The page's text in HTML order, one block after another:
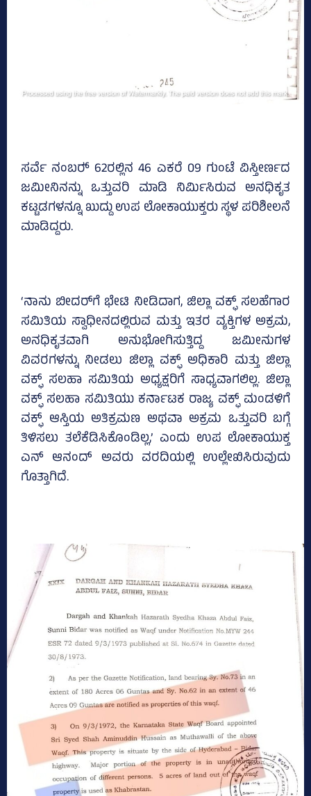
ಸರ್ವೆ ನಂಬರ್‍‌ 62ರಲ್ಲಿನ 46 ಎಕರೆ 09 ಗುಂಟೆ ವಿಸ್ತೀರ್ಣದ
ಜಮೀನಿನನ್ನು ಒತ್ತುವರಿ ಮಾಡಿ ನಿರ್ಮಿಸಿರುವ ಅನಧಿಕೃತ
ಕಟ್ಟಡಗಳನ್ನೂ ಖುದ್ದು ಉಪ ಲೋಕಾಯುಕ್ತರು ಸ್ಥಳ ಪರಿಶೀಲನೆ
ಮಾಡಿದ್ದರು.
‘ನಾನು ಬೀದರ್‌ಗೆ ಭೇಟಿ ನೀಡಿದಾಗ, ಜಿಲ್ಲಾ ವಕ್ಫ್ ಸಲಹೆಗಾರ
ಸಮಿತಿಯ ಸ್ವಾಧೀನದಲ್ಲಿರುವ ಮತ್ತು ಇತರ ವ್ಯಕ್ತಿಗಳ ಅಕ್ರಮ,
ಅನಧಿಕೃತವಾಗಿ ಅನುಭೋಗಿಸುತ್ತಿದ್ದ ಜಮೀನುಗಳ
ವಿವರಗಳನ್ನು ನೀಡಲು ಜಿಲ್ಲಾ ವಕ್ಫ್ ಅಧಿಕಾರಿ ಮತ್ತು ಜಿಲ್ಲಾ
ವಕ್ಫ್ ಸಲಹಾ ಸಮಿತಿಯ ಅಧ್ಯಕ್ಷರಿಗೆ ಸಾಧ್ಯವಾಗಲಿಲ್ಲ. ಜಿಲ್ಲಾ
ವಕ್ಫ್ ಸಲಹಾ ಸಮಿತಿಯು ಕರ್ನಾಟಕ ರಾಜ್ಯ ವಕ್ಫ್ ಮಂಡಳಿಗೆ
ವಕ್ಫ್ ಆಸ್ತಿಯ ಅತಿಕ್ರಮಣ ಅಥವಾ ಅಕ್ರಮ ಒತ್ತುವರಿ ಬಗ್ಗೆ
ತಿಳಿಸಲು ತಲೆಕೆಡಿಸಿಕೊಂಡಿಲ್ಲ,’ ಎಂದು ಉಪ ಲೋಕಾಯುಕ್ತ
ಎನ್‌ ಆನಂದ್‌ ಅವರು ವರದಿಯಲ್ಲಿ ಉಲ್ಲೇಖಿಸಿರುವುದು
ಗೊತ್ತಾಗಿದೆ.